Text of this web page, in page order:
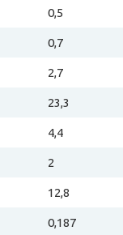
0,5
0,7
2,7
23,3
4,4
2
12,8
0,187